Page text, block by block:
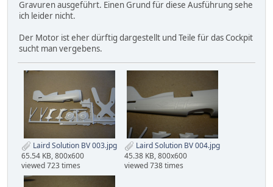
Gravuren ausgeführt. Einen Grund für diese Ausführung sehe
ich leider nicht.
Der Motor ist eher dürftig dargestellt und Teile für das Cockpit
sucht man vergebens.
Laird Solution BV 003.jpg
65.54 KB, 800x600
viewed 723 times
Laird Solution BV 004.jpg
45.38 KB, 800x600
viewed 738 times